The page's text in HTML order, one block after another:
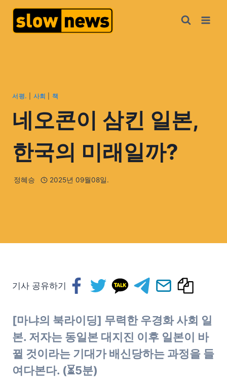
서평. 사회 책
네오콘이 삼킨 일본,
한국의 미래일까?
정혜승 2025년 09월08일.
기사 공유하기
[마냐의 북라이딩] 무력한 우경화 사회 일
본. 저자는 동일본 대지진 이후 일본이 바
뀔 것이라는 기대가 배신당하는 과정을 들
여다본다. (⏳5분)